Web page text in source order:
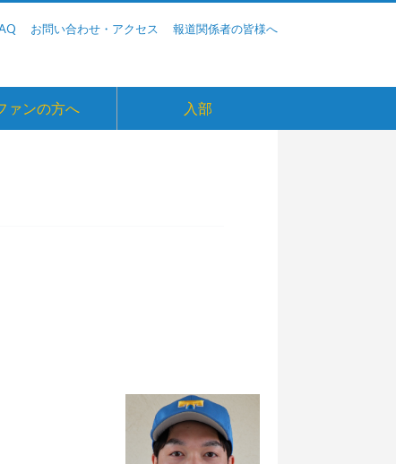
お問い合わせ・アクセス 報道関係者の皆様へ
ァンの方へ 入部